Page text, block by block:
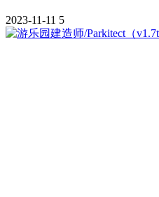
2023-11-11 5